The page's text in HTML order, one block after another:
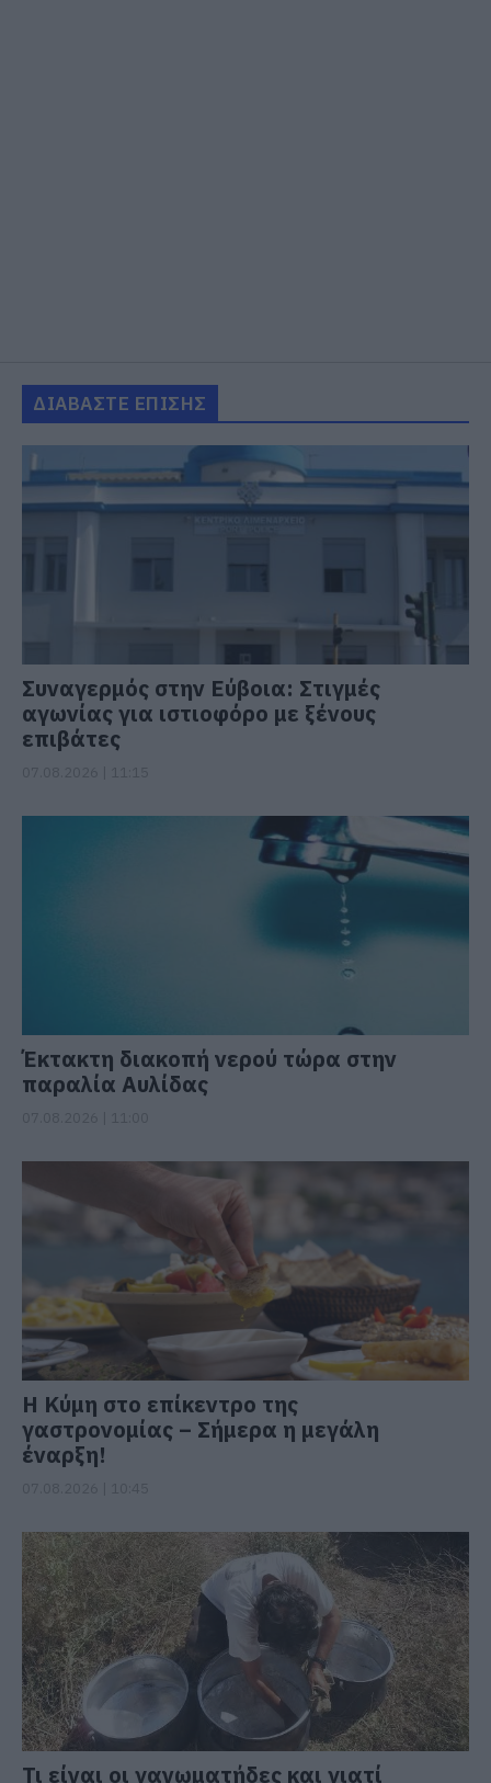
ΔΙΑΒΑΣΤΕ ΕΠΙΣΗΣ
Συναγερμός στην Εύβοια: Στιγμές
αγωνίας για ιστιοφόρο με ξένους
επιβάτες
Έκτακτη διακοπή νερού τώρα στην
παραλία Αυλίδας
Η Κύμη στο επίκεντρο της
γαστρονομίας – Σήμερα η μεγάλη
έναρξη!
Τι είναι οι γανωματήδες και γιατί